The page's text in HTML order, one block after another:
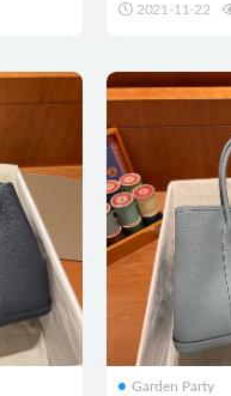
2021-11-22
Garden Party